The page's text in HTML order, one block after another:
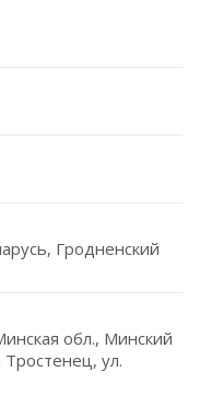
Гродненский
обл., Минский
ул.